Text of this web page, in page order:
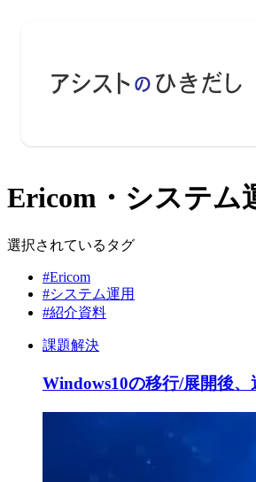
Ericom・システム
選択されているタグ
#Ericom
#システム運用
#紹介資料
課題解決
Windows10の移行/展開後、